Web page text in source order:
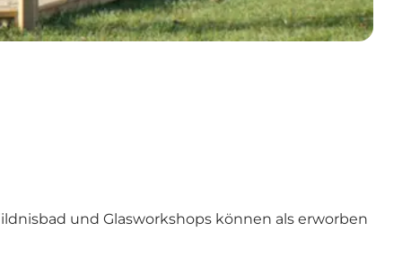
und Glasworkshops können als erworben